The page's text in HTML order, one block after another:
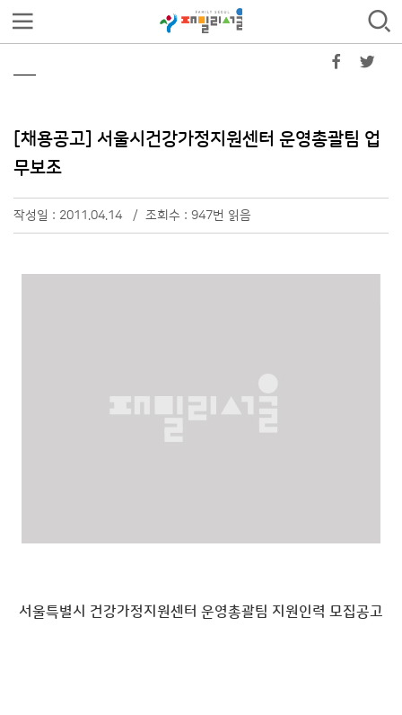
[채용공고] 서울시건강가정지원센터 운영총괄팀 업
무보조
작성일 : 2011.04.14 / 조회수 : 947번 읽음
서울특별시 건강가정지원센터 운영총괄팀 지원인력 모집공고